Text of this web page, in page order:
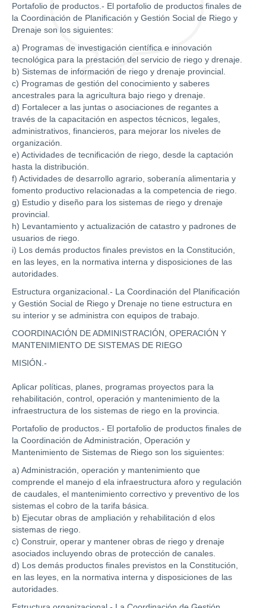
Portafolio de productos.- El portafolio de productos finales de
la Coordinación de Planificación y Gestión Social de Riego y
Drenaje son los siguientes:
a) Programas de investigación científica e innovación
tecnológica para la prestación del servicio de riego y drenaje.
b) Sistemas de información de riego y drenaje provincial.
c) Programas de gestión del conocimiento y saberes
ancestrales para la agricultura bajo riego y drenaje.
d) Fortalecer a las juntas o asociaciones de regantes a
través de la capacitación en aspectos técnicos, legales,
administrativos, financieros, para mejorar los niveles de
organización.
e) Actividades de tecnificación de riego, desde la captación
hasta la distribución.
f) Actividades de desarrollo agrario, soberanía alimentaria y
fomento productivo relacionadas a la competencia de riego.
g) Estudio y diseño para los sistemas de riego y drenaje
provincial.
h) Levantamiento y actualización de catastro y padrones de
usuarios de riego.
i) Los demás productos finales previstos en la Constitución,
en las leyes, en la normativa interna y disposiciones de las
autoridades.
Estructura organizacional.- La Coordinación del Planificación
y Gestión Social de Riego y Drenaje no tiene estructura en
su interior y se administra con equipos de trabajo.
COORDINACIÓN DE ADMINISTRACIÓN, OPERACIÓN Y
MANTENIMIENTO DE SISTEMAS DE RIEGO
MISIÓN.-
Aplicar políticas, planes, programas proyectos para la
rehabilitación, control, operación y mantenimiento de la
infraestructura de los sistemas de riego en la provincia.
Portafolio de productos.- El portafolio de productos finales de
la Coordinación de Administración, Operación y
Mantenimiento de Sistemas de Riego son los siguientes:
a) Administración, operación y mantenimiento que
comprende el manejo d ela infraestructura aforo y regulación
de caudales, el mantenimiento correctivo y preventivo de los
sistemas el cobro de la tarifa básica.
b) Ejecutar obras de ampliación y rehabilitación d elos
sistemas de riego.
c) Construir, operar y mantener obras de riego y drenaje
asociados incluyendo obras de protección de canales.
d) Los demás productos finales previstos en la Constitución,
en las leyes, en la normativa interna y disposiciones de las
autoridades.